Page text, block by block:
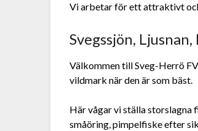
Vi arbetar för ett attraktivt
Svegssjön,
Välkommen till Sveg-Herrö
vildmark när den är som bäst.
Här vågar vi ställa storslagna
småöring, pimpelfiske efter